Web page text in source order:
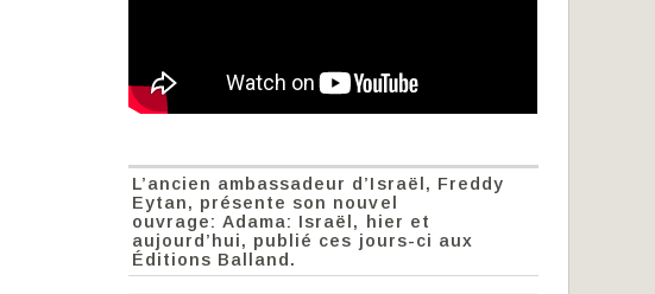
L’ancien ambassadeur d’Israël, Freddy
Eytan, présente son nouvel
ouvrage: Adama: Israël, hier et
aujourd’hui, publié ces jours-ci aux
Éditions Balland.